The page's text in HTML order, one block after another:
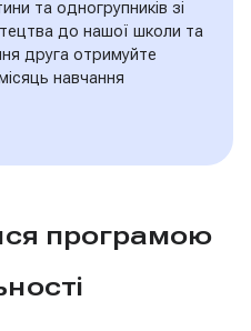
та одногрупників зі
до нашої школи та
друга отримуйте
навчання
програмою